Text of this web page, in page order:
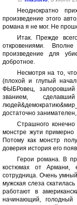
Неоднократно
произведение этого
романа я не мог. Не
Итак. Прежде
откровениями.
произведение для
добротное.
Несмотря на то,
(плохой и глупый
ФЫБРовец,
званием,
достаточно
Страшного
монстре жути примерно
Потому как монстр
доверия история его
Герои романа. В
костюмах от Армани,
сотрудница. Очень
мужская слеза
работают в
начинающий,